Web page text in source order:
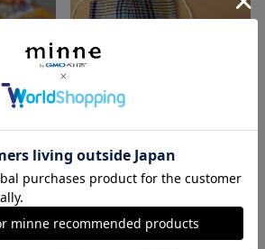
夏に☀︎ポロシャツ地迷彩☆ワンポイント子供マスク
650円